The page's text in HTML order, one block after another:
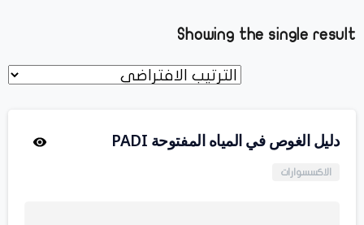
Showing the single result
دليل الغوص في المياه المفتوحة PADI
الاكسسوارات